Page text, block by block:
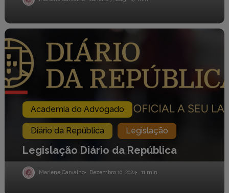
Legislação
Diário
da
República
Academia do Advogado
Diário da República Legislação
Legislação Diário da República
Marlene Carvalho Dezembro 10, 2024 11 min